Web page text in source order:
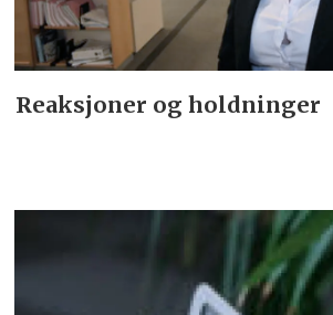
Reaksjoner og holdninger